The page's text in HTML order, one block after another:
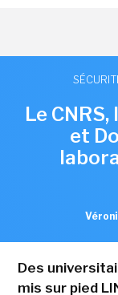
Le
et
Des
mis sur pied